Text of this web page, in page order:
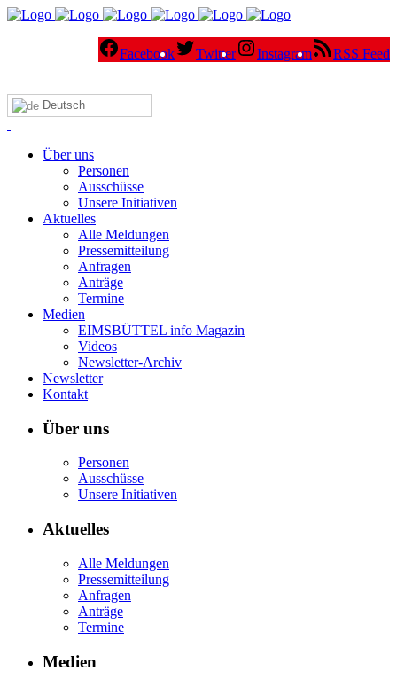
Facebook Twitter Instagram RSS Feed
Deutsch
Über uns
Personen
Ausschüsse
Unsere Initiativen
Aktuelles
Alle Meldungen
Pressemitteilung
Anfragen
Anträge
Termine
Medien
EIMSBÜTTEL info Magazin
Videos
Newsletter-Archiv
Newsletter
Kontakt
Über uns
Personen
Ausschüsse
Unsere Initiativen
Aktuelles
Alle Meldungen
Pressemitteilung
Anfragen
Anträge
Termine
Medien